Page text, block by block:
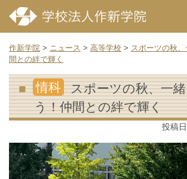
作新学院 > ニュース > 高等学校 > スポーツの秋
間との絆で輝く
情科
スポーツの秋、一
う！仲間との絆で輝く
投稿日